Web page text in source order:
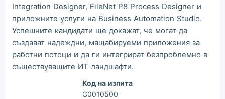
Integration Designer, FileNet P8 Process Designer и
приложните услуги на Business Automation Studio.
Успешните кандидати ще докажат, че могат да
създават надеждни, мащабируеми приложения за
работни потоци и да ги интегрират безпроблемно в
съществуващите ИТ ландшафти.
Код на изпита
C0010500